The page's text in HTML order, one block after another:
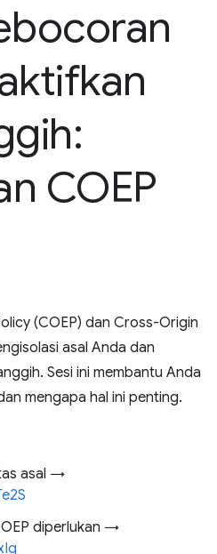
COEP
(COEP) dan Cross-Origin
asal Anda dan
Sesi ini membantu Anda
mengapa hal ini penting.
asal →
diperlukan →